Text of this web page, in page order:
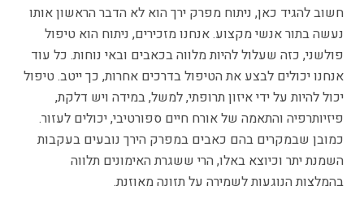
חשוב להגיד כאן, ניתוח מפרק ירך הוא לא הדבר הראשון אותו
נעשה בתור אנשי מקצוע. אנחנו מזכירים, ניתוח הוא טיפול
פולשני, כזה שעלול להיות מלווה בכאבים ובאי נוחות. כל עוד
אנחנו יכולים לבצע את הטיפול בדרכים אחרות, כך ייטב. טיפול
יכול להיות על ידי איזון תרופתי, למשל, במידה ויש דלקת,
פיזיותרפיה והתאמה של אורח חיים ספורטיבי, יכולים לעזור.
כמובן שבמקרים בהם כאבים במפרק הירך נובעים בעקבות
השמנת יתר וכיוצא באלו, הרי ששגרת האימונים תלווה
בהמלצות הנוגעות לשמירה על תזונה מאוזנת.